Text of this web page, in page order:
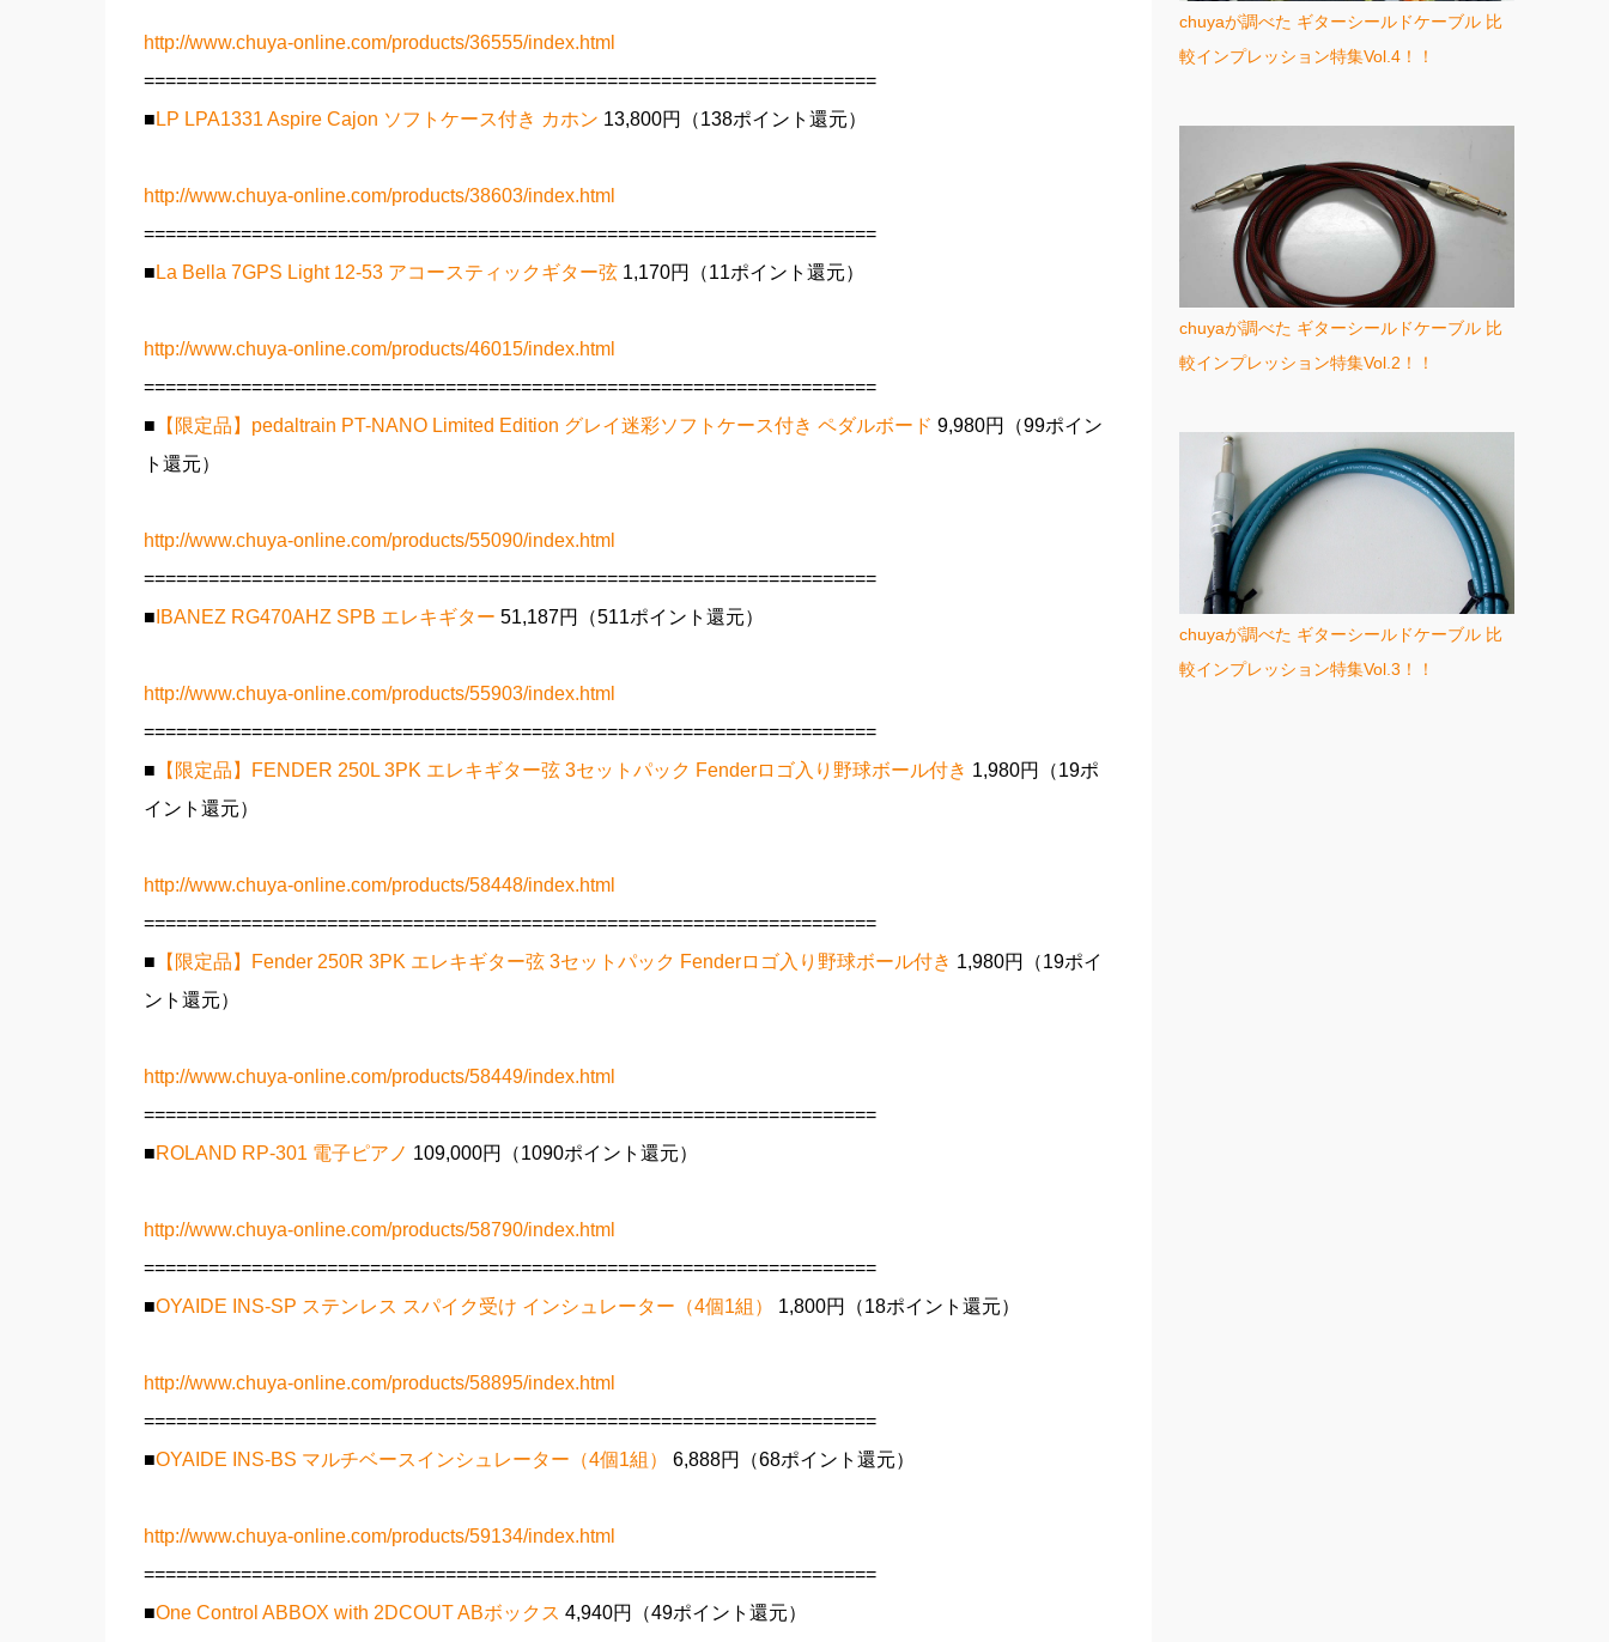
http://www.chuya-online.com/products/36555/index.html
====================================================================
■ LP LPA1331 Aspire Cajon ソフトケース付き カホン 13,800円（138ポイント還元）
http://www.chuya-online.com/products/38603/index.html
====================================================================
■ La Bella 7GPS Light 12-53 アコースティックギター弦1,170円（11ポイント還元）
http://www.chuya-online.com/products/46015/index.html
====================================================================
■ 【限定品】pedaltrain PT-NANO Limited Edition グレイ迷彩ソフトケース付き ペダルボード 9,980円（99ポイン
ト還元）
http://www.chuya-online.com/products/55090/index.html
====================================================================
■ IBANEZ RG470AHZ SPB エレキギター 51,187円（511ポイント還元）
http://www.chuya-online.com/products/55903/index.html
====================================================================
■ 【限定品】FENDER 250L 3PK エレキギター弦 3セットパック Fenderロゴ入り野球ボール付き 1,980円（19ポ
イント還元）
http://www.chuya-online.com/products/58448/index.html
====================================================================
■ 【限定品】Fender 250R 3PK エレキギター弦 3セットパック Fenderロゴ入り野球ボール付き 1,980円（19ポイ
ント還元）
http://www.chuya-online.com/products/58449/index.html
====================================================================
■ROLAND RP-301 電子ピアノ 109,000円（1090ポイント還元）
http://www.chuya-online.com/products/58790/index.html
====================================================================
■OYAIDE INS-SP ステンレス スパイク受け インシュレーター（4個1組） 1,800円（18ポイント還元）
http://www.chuya-online.com/products/58895/index.html
====================================================================
■OYAIDE INS-BS マルチベースインシュレーター（4個1組） 6,888円（68ポイント還元）
http://www.chuya-online.com/products/59134/index.html
====================================================================
■One Control ABBOX with 2DCOUT ABボックス 4,940円（49ポイント還元）
chuyaが調べた ギターシールドケーブル 比
較インプレッション特集Vol.4！！
chuyaが調べた ギターシールドケーブル 比
較インプレッション特集Vol.2！！
chuyaが調べた ギターシールドケーブル 比
較インプレッション特集Vol.3！！